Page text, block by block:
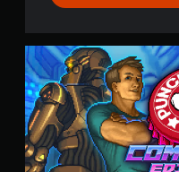
C
o
m
p
l
e
t
e
る
こ
と
な
く
プ
レ
イ
で
押
た
り
す
る
こ
と
な
く
ー
ム
の
一
時
停
止
ゲ